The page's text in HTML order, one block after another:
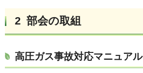
2 部会の取組
高圧ガス事故対応マニュア